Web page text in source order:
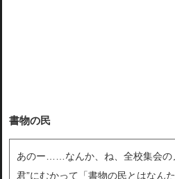
書物の民
あのー……なんか、ね、全校集会の
君”にむかって「書物の民とはなん